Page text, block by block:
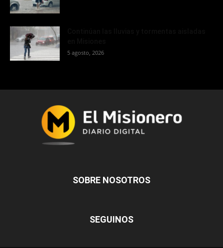
5 agosto, 2026
SOBRE NOSOTROS
SEGUINOS